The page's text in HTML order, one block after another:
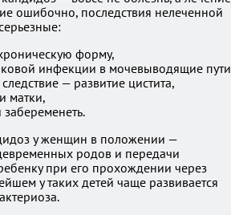
ошибочно, последствия нелеченной
форму,
инфекции в мочевыводящие пути
— развитие цистита,
матки,
у женщин в положении —
родов и передачи
при его прохождении через
у таких детей чаще развивается